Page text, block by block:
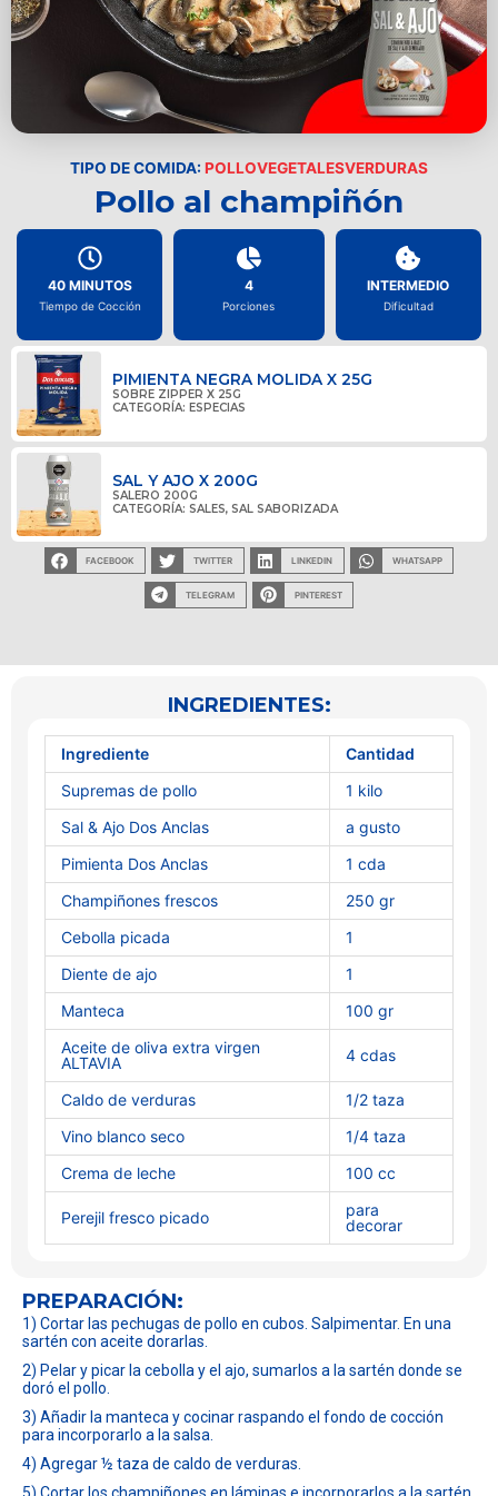
TIPO DE COMIDA: POLLOVEGETALESVERDURAS
Pollo al champiñón
40 MINUTOS
Tiempo de Cocción
4
Porciones
INTERMEDIO
Dificultad
PIMIENTA NEGRA MOLIDA X 25G
SOBRE ZIPPER X 25G
CATEGORÍA: ESPECIAS
SAL Y AJO X 200G
SALERO 200G
CATEGORÍA: SALES, SAL SABORIZADA
FACEBOOK TWITTER LINKEDIN WHATSAPP
TELEGRAM PINTEREST
INGREDIENTES:
Ingrediente
Cantidad
Supremas de pollo
1 kilo
Sal & Ajo Dos Anclas
a gusto
Pimienta Dos Anclas
1 cda
Champiñones frescos
250 gr
Cebolla picada
1
Diente de ajo
1
Manteca
100 gr
Aceite de oliva extra virgen
ALTAVIA
4 cdas
Caldo de verduras
1/2 taza
Vino blanco seco
1/4 taza
Crema de leche
100 cc
Perejil fresco picado
para
decorar
PREPARACIÓN:
1) Cortar las pechugas de pollo en cubos. Salpimentar. En una
sartén con aceite dorarlas.
2) Pelar y picar la cebolla y el ajo, sumarlos a la sartén donde se
doró el pollo.
3) Añadir la manteca y cocinar raspando el fondo de cocción
para incorporarlo a la salsa.
4) Agregar ½ taza de caldo de verduras.